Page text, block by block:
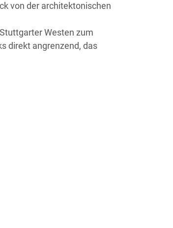
von der architektonischen
Westen zum
direkt angrenzend, das